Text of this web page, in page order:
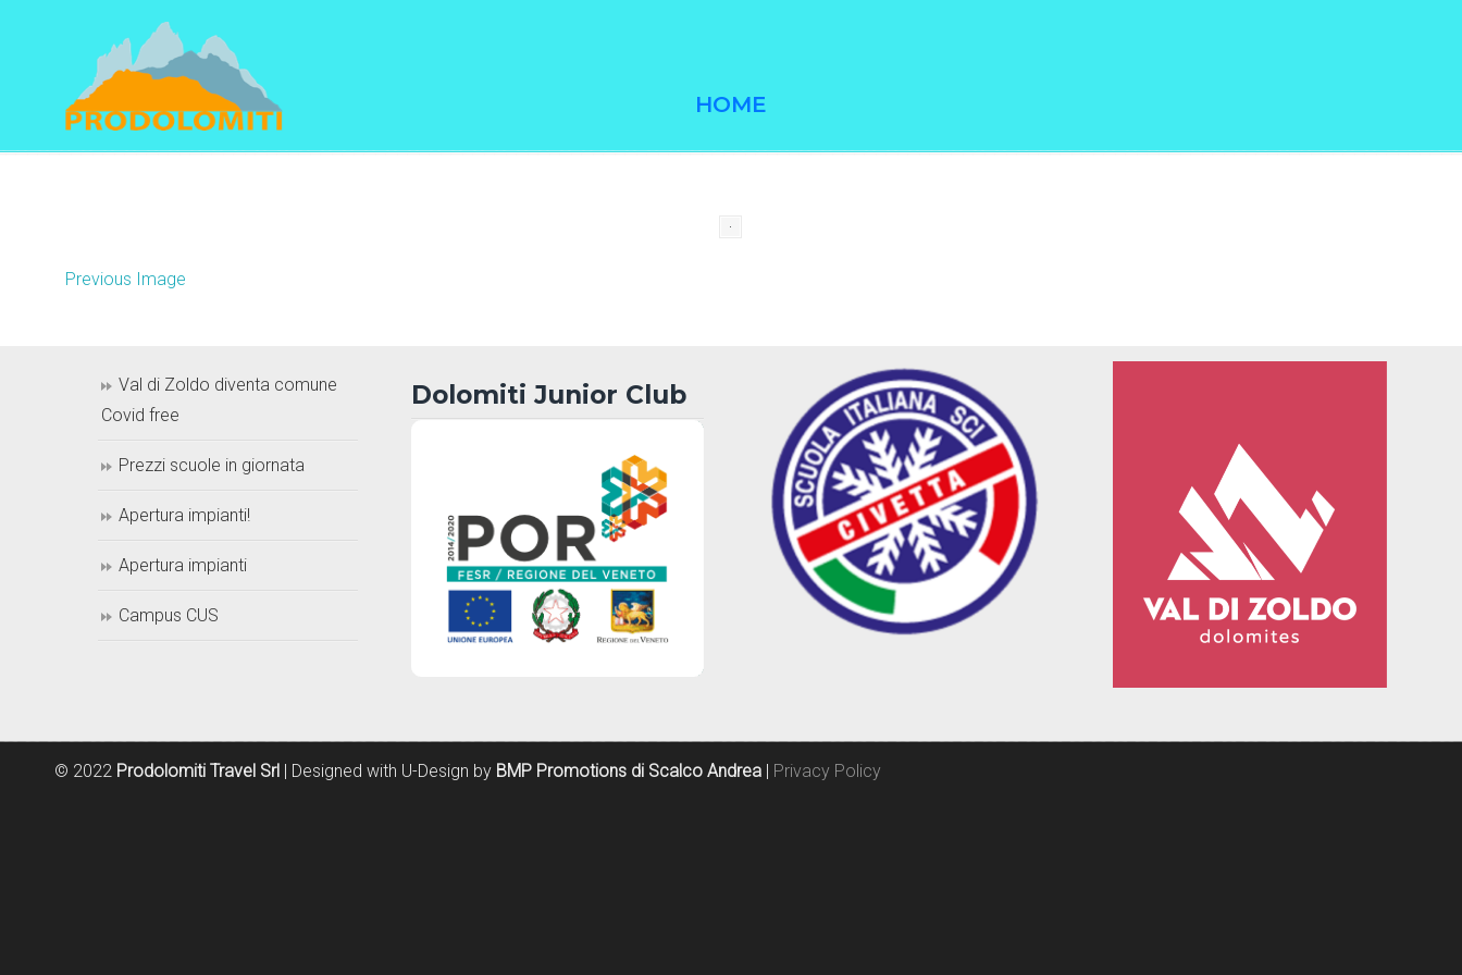
HOME
Previous Image
Val di Zoldo diventa comune
Covid free
Prezzi scuole in giornata
Apertura impianti!
Apertura impianti
Campus CUS
Dolomiti Junior Club
© 2022 Prodolomiti Travel Srl | Designed with U-Design by BMP Promotions di Scalco Andrea | Privacy Policy